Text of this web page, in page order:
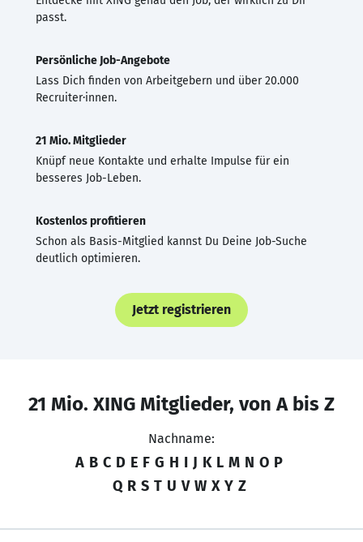
passt.
Persönliche Job-Angebote
Lass Dich finden von Arbeitgebern und über 20.000
Recruiter·innen.
21 Mio. Mitglieder
Knüpf neue Kontakte und erhalte Impulse für ein
besseres Job-Leben.
Kostenlos profitieren
Schon als Basis-Mitglied kannst Du Deine Job-Suche
deutlich optimieren.
Jetzt registrieren
21 Mio. XING Mitglieder, von A bis Z
Nachname:
A B C D E F G H I J K L M N O P
Q R S T U V W X Y Z